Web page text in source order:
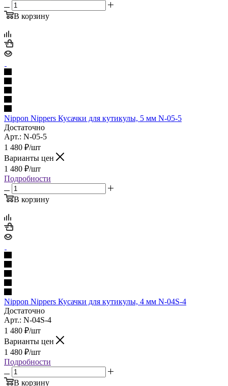
В корзину
Nippon Nippers Кусачки для кутикулы, 5 мм N-05-5
Достаточно
Арт.: N-05-5
1 480 ₽/шт
Варианты цен
1 480 ₽/шт
Подробности
В корзину
Nippon Nippers Кусачки для кутикулы, 4 мм N-04S-4
Достаточно
Арт.: N-04S-4
1 480 ₽/шт
Варианты цен
1 480 ₽/шт
Подробности
В корзину